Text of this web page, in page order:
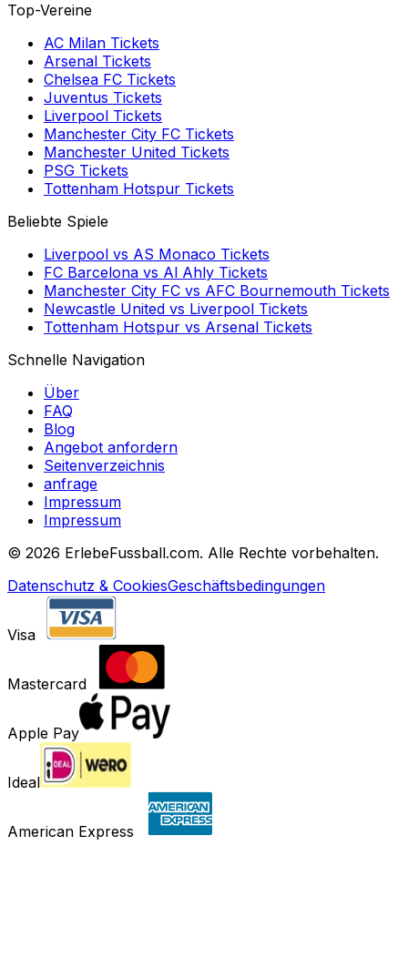
Top-Vereine
AC Milan Tickets
Arsenal Tickets
Chelsea FC Tickets
Juventus Tickets
Liverpool Tickets
Manchester City FC Tickets
Manchester United Tickets
PSG Tickets
Tottenham Hotspur Tickets
Beliebte Spiele
Liverpool vs AS Monaco Tickets
FC Barcelona vs Al Ahly Tickets
Manchester City FC vs AFC Bournemouth Tickets
Newcastle United vs Liverpool Tickets
Tottenham Hotspur vs Arsenal Tickets
Schnelle Navigation
Über
FAQ
Blog
Angebot anfordern
Seitenverzeichnis
anfrage
Impressum
Impressum
© 2026 ErlebeFussball.com. Alle Rechte vorbehalten.
Datenschutz & CookiesGeschäftsbedingungen
Visa
Mastercard
Apple Pay
Ideal
American Express